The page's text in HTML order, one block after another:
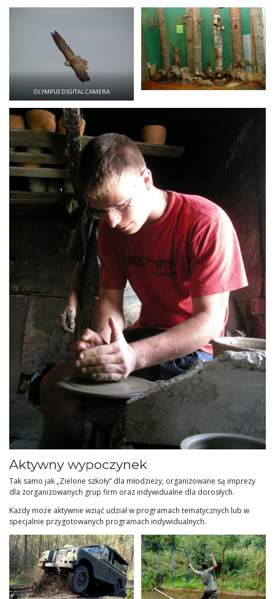
OLYMPUS DIGITAL CAMERA
Aktywny wypoczynek
Tak samo jak „Zielone szkoły” dla młodzieży, organizowane są imprezy
dla zorganizowanych grup firm oraz indywidualne dla dorosłych.
Każdy może aktywnie wziąć udział w programach tematycznych lub w
specjalnie przygotowanych programach indywidualnych.